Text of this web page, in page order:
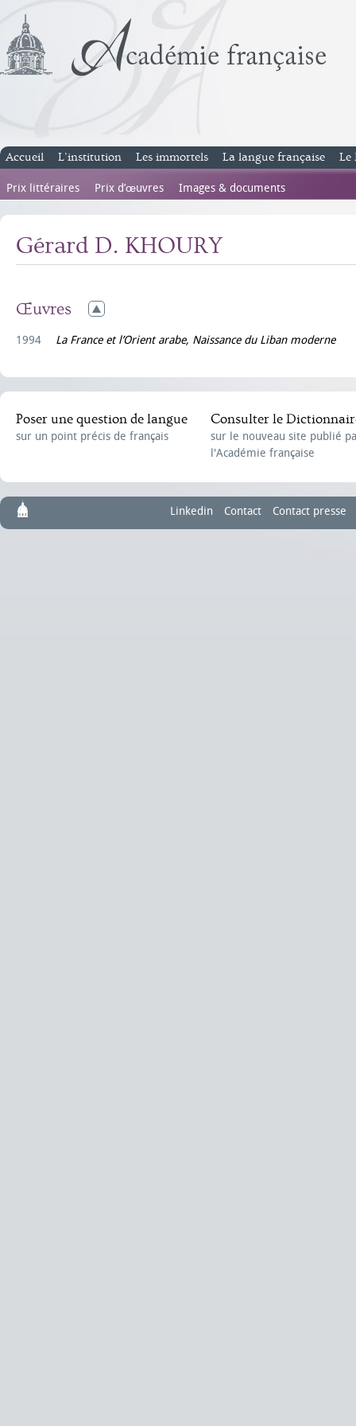
Accueil L’institution Les immortels La langue française Le
Prix littéraires Prix d’œuvres Images & documents
Gérard D. KHOURY
Œuvres
1994 La France et l’Orient arabe, Naissance du Liban moderne
Poser une question de langue
sur un point précis de français
Consulter le
sur le nouveau site publié
l'Académie française
Linkedin Contact Contact presse